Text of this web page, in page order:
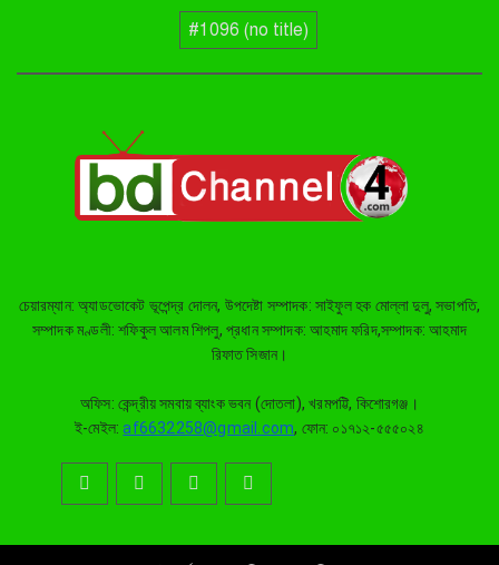
বাস্তবায়নের দাবি
নৌকার পাটাতন তুলতে নদীতে নেমে
তাড়াইলে জুলাই গণঅভ্যুত্থান দিবস
পালন, সংবর্ধনা পেলেন জুলাই যোদ্ধারা
আলোচনাসভা ও সংবর্ধনা
হোসেনপুর সরকারি মডেল পাইলট স্কুল
এন্ড কলেজে জুলাই গণঅভ্যুত্থান দিবস
#1096 (no title)
চেয়ারম্যান: অ্যাডভোকেট ভূপেন্দ্র দোলন, উপদেষ্টা সম্পাদক: সাইফুল হক মোল্লা দুলু, সভাপতি,
সম্পাদক মণ্ডলী: শফিকুল আলম শিপলু, প্রধান সম্পাদক: আহমাদ ফরিদ,সম্পাদক: আহমাদ
রিফাত সিজান।
অফিস: কেন্দ্রীয় সমবায় ব্যাংক ভবন (দোতলা), খরমপট্টি, কিশোরগঞ্জ।
ই-মেইল:af6632258@gmail.com, ফোন: ০১৭১২-৫৫৫০২৪